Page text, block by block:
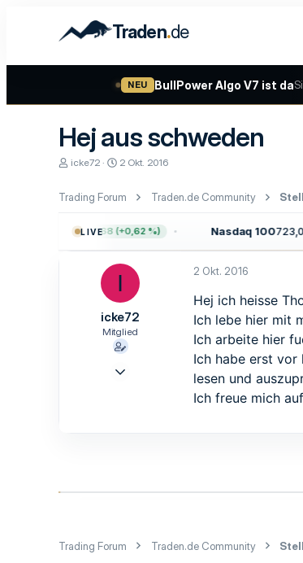
Traden.de
NEU BullPower Algo V7 ist da
Hej aus schweden
E
t
e
icke72
E
t
l
t
a
m
2 Okt. 2016
Trading Forum Traden.de Community
LIVE
+47,68 (+0,62 %) Nasdaq 100723,03
I
icke72
Mitglied
2 Okt. 2016
Hej ich heisse
Ich lebe hier mit
Ich arbeite hier
Ich habe erst vor
lesen und
Ich freue mich
Trading Forum Traden.de Community